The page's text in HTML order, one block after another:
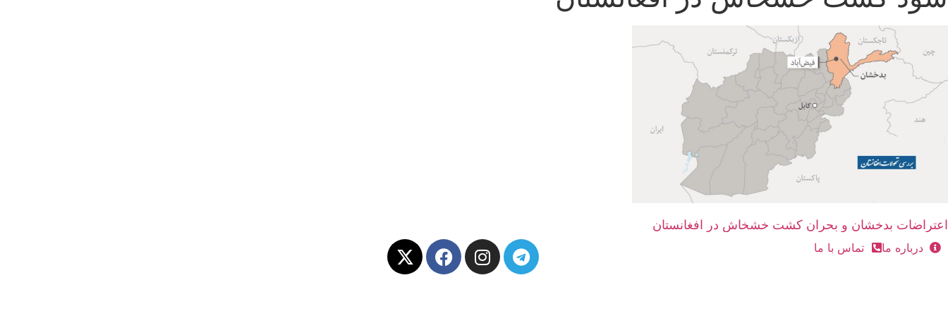
اعتراضات بدخشان و بحران کشت خشخاش در افغانستان
درباره ما تماس با ما